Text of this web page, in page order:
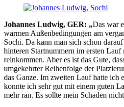
Johannes Ludwig, GER: „Das war
warmen Außenbedingungen am
Sochi. Da kann man sich schon
hinteren Startnummern im ersten
reinkommen. Aber es ist das Gute,
umgekehrter Reihenfolge der
das Ganze. Im zweiten Lauf hatte ich
konnte ich sehr gut mit einem guten
mehr ran. Es sollte mein Schaden